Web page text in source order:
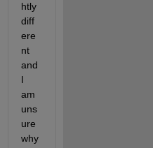
htly
diff
ere
nt
and
I
am
uns
ure
why